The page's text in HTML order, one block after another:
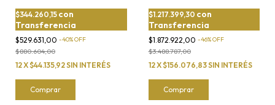
$529.631,00 -40%OFF
$880.604,00
$344.260,15 con
Transferencia
12X$44.135,92SIN INTERÉS
Comprar
$1.872.922,00 -46%OFF
$3.488.787,00
$1.217.399,30 con
Transferencia
12X$156.076,83SIN INTERÉS
Comprar